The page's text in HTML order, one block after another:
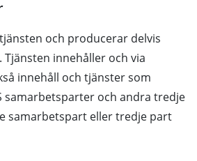
och producerar delvis
innehåller och via
innehåll och tjänster som
samarbetsparter och andra tredje
samarbetspart eller tredje part